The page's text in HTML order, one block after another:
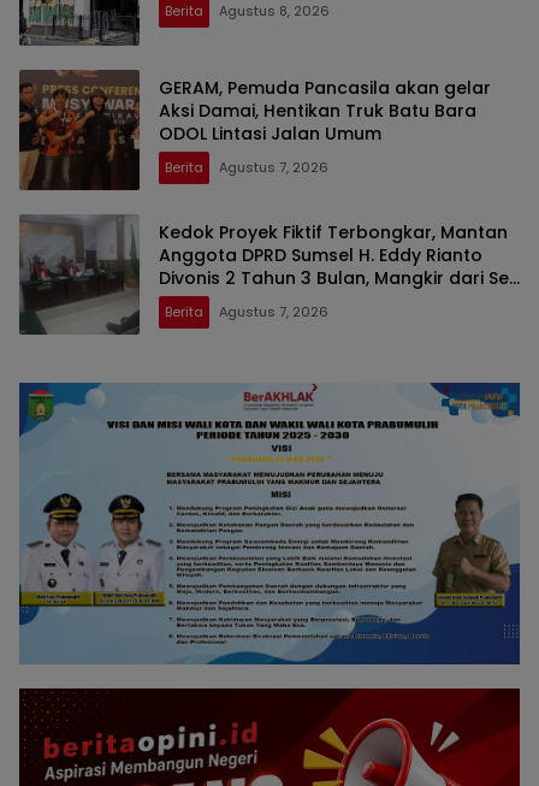
Berita Agustus 8, 2026
GERAM, Pemuda Pancasila akan gelar
Aksi Damai, Hentikan Truk Batu Bara
ODOL Lintasi Jalan Umum
Berita Agustus 7, 2026
Kedok Proyek Fiktif Terbongkar, Mantan
Anggota DPRD Sumsel H. Eddy Rianto
Divonis 2 Tahun 3 Bulan, Mangkir dari Sel
Nyatakan Banding
Berita Agustus 7, 2026